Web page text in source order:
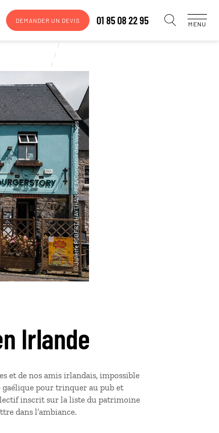
DEMANDER UN DEVIS 01 85 08 22 95 MENU
Irlande
et de nos amis irlandais, impossible
gaélique pour trinquer au pub et
inscrit sur la liste du patrimoine
dans l’ambiance.